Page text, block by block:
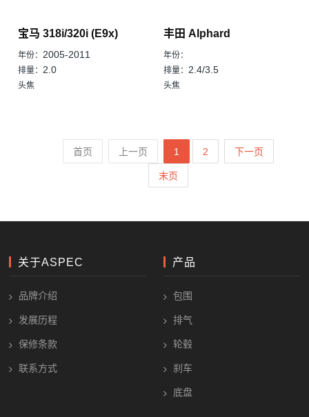
宝马 318i/320i (E9x)
年份： 2005-2011
排量： 2.0
头焦
丰田 Alphard
年份：
排量： 2.4/3.5
头焦
首页 上一页 1 2 下一页
末页
关于ASPEC
品牌介绍
发展历程
保修条款
联系方式
产品
包围
排气
轮毂
刹车
底盘